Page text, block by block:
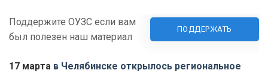
Поддержите ОУЗС если вам
был полезен наш материал
ПОДДЕРЖАТЬ
17 марта в Челябинске открылось региональное